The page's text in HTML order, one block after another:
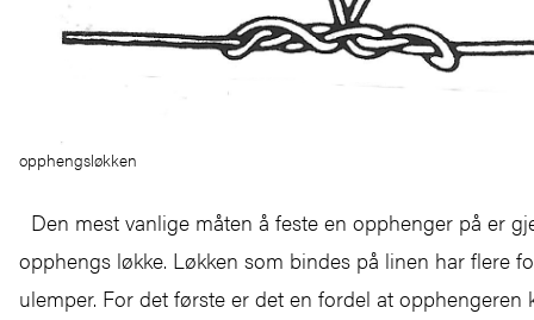
opphengsløkken
Den mest vanlige måten å feste en opphenger på er
opphengs løkke. Løkken som bindes på linen har flere
ulemper. For det første er det en fordel at opphengeren